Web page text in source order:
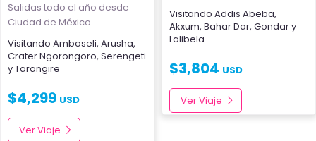
Salidas todo el año desde
Ciudad de México
Visitando Amboseli, Arusha,
Crater Ngorongoro, Serengeti
yTarangire
$4,299 USD
Ver Viaje
Visitando Addis Abeba,
Akxum, Bahar Dar, Gondary
Lalibela
$3,804 USD
Ver Viaje